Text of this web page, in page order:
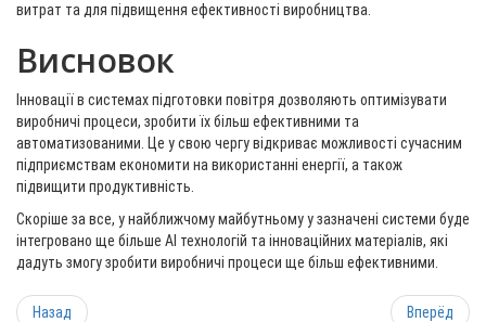
витрат та для підвищення ефективності виробництва.
Висновок
Інновації в системах підготовки повітря дозволяють оптимізувати
виробничі процеси, зробити їх більш ефективними та
автоматизованими. Це у свою чергу відкриває можливості сучасним
підприємствам економити на використанні енергії, а також
підвищити продуктивність.
Скоріше за все, у найближчому майбутньому у зазначені системи буде
інтегровано ще більше AI технологій та інноваційних матеріалів, які
дадуть змогу зробити виробничі процеси ще більш ефективними.
Назад Вперёд